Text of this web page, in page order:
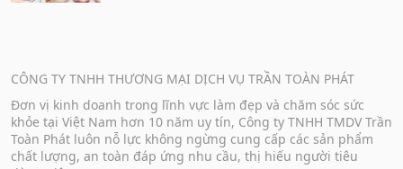
CÔNG TY TNHH THƯƠNG MẠI DỊCH VỤ TRẦN TOÀN PHÁT
Đơn vị kinh doanh trong lĩnh vực làm đẹp và chăm sóc sức
khỏe tại Việt Nam hơn 10 năm uy tín, Công ty TNHH TMDV Trần
Toàn Phát luôn nỗ lực không ngừng cung cấp các sản phẩm
chất lượng, an toàn đáp ứng nhu cầu, thị hiếu người tiêu